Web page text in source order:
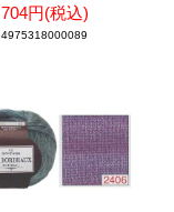
704円(税込)
4975318000089